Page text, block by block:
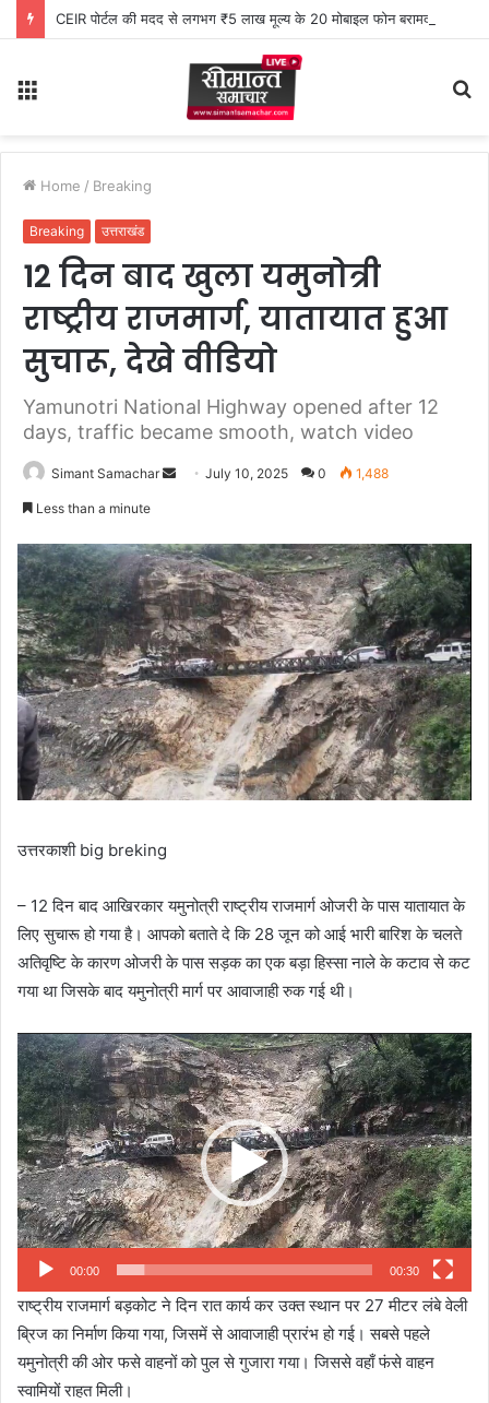
CEIR पोर्टल की मदद से लगभग ₹5 लाख मूल्य के 20 मोबाइल फोन बरामद
Home / Breaking
Breaking उत्तराखंड
12 दिन बाद खुला यमुनोत्री
राष्ट्रीय राजमार्ग, यातायात हुआ
सुचारू, देखे वीडियो
Yamunotri National Highway opened after 12
days, traffic became smooth, watch video
Simant Samachar
d
a
n
e
m
a
i
l
July 10, 2025 0 1,488
Less than a minute
उत्तरकाशी big breking
– 12 दिन बाद आखिरकार यमुनोत्री राष्ट्रीय राजमार्ग ओजरी के पास यातायात के
लिए सुचारू हो गया है। आपको बताते दे कि 28 जून को आई भारी बारिश के चलते
अतिवृष्टि के कारण ओजरी के पास सड़क का एक बड़ा हिस्सा नाले के कटाव से कट
गया था जिसके बाद यमुनोत्री मार्ग पर आवाजाही रुक गई थी।
Video
Player
00:00 00:30
राष्ट्रीय राजमार्ग बड़कोट ने दिन रात कार्य कर उक्त स्थान पर 27 मीटर लंबे वेली
ब्रिज का निर्माण किया गया, जिसमें से आवाजाही प्रारंभ हो गई। सबसे पहले
यमुनोत्री की ओर फसे वाहनों को पुल से गुजारा गया। जिससे वहाँ फंसे वाहन
स्वामियों राहत मिली।